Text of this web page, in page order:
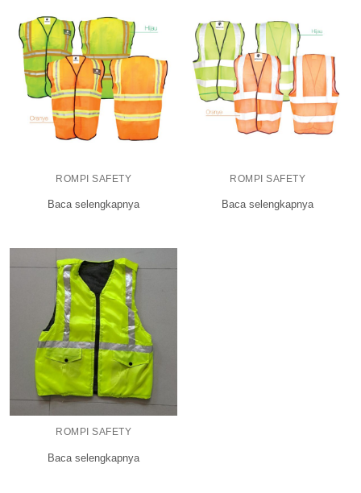
ROMPI SAFETY
Baca selengkapnya
ROMPI SAFETY
Baca selengkapnya
ROMPI SAFETY
Baca selengkapnya